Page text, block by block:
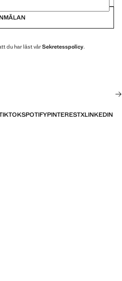
du har läst vårSekretesspolicy.
SPOTIFYPINTERESTXLINKEDIN